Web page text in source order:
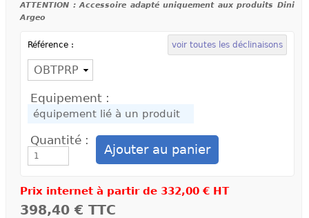
ATTENTION : Accessoire adapté uniquement aux produits Dini
Argeo
Référence : voir toutes les déclinaisons
Equipement :
Quantité :
Prix internet à partir de 332,00 € HT
398,40 € TTC